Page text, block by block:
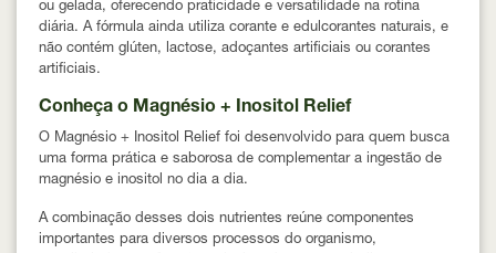
ou gelada, oferecendo praticidade e versatilidade na rotina
diária. A fórmula ainda utiliza corante e edulcorantes naturais, e
não contém glúten, lactose, adoçantes artificiais ou corantes
artificiais.
Conheça o Magnésio + Inositol Relief
O Magnésio + Inositol Relief foi desenvolvido para quem busca
uma forma prática e saborosa de complementar a ingestão de
magnésio e inositol no dia a dia.
A combinação desses dois nutrientes reúne componentes
importantes para diversos processos do organismo,